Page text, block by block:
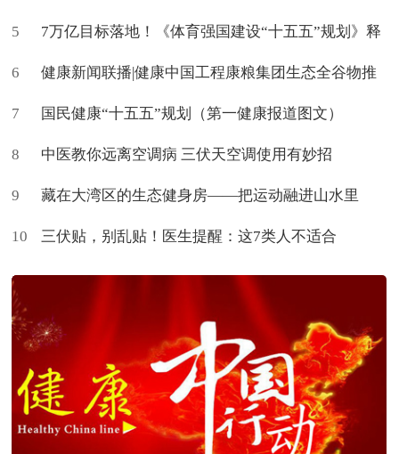
5 7万亿目标落地！《体育强国建设“十五五”规划》释
放哪些机遇
6 健康新闻联播|健康中国工程康粮集团生态全谷物推
广中心揭牌
7 国民健康“十五五”规划（第一健康报道图文）
8 中医教你远离空调病 三伏天空调使用有妙招
9 藏在大湾区的生态健身房——把运动融进山水里
10 三伏贴，别乱贴！医生提醒：这7类人不适合